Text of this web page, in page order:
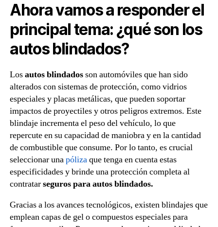
Ahora vamos a responder el
principal tema: ¿qué son los
autos blindados?
Losautos blindadosson automóviles que han sido
alterados con sistemas de protección, como vidrios
especiales y placas metálicas, que pueden soportar
impactos de proyectiles y otros peligros extremos. Este
blindaje incrementa el peso del vehículo, lo que
repercute en su capacidad de maniobra y en la cantidad
de combustible que consume. Por lo tanto, es crucial
seleccionar unapólizaque tenga en cuenta estas
especificidades y brinde una protección completa al
contratarseguros para autos blindados.
Gracias a los avances tecnológicos, existen blindajes que
emplean capas de gel o compuestos especiales para